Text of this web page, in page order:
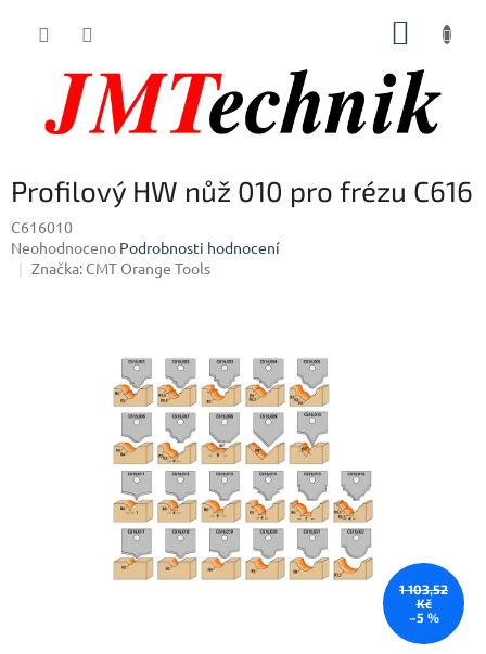
Profilový HW nůž 010 pro frézu C616
C616010
Průměrné
hodnocení
Neohodnoceno Podrobnosti hodnocení
Značka: CMT Orange Tools
1 103,52
Kč
–5 %